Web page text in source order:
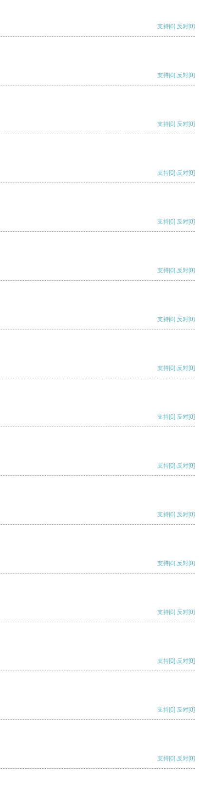
支持[0] 反对[0]
支持[0] 反对[0]
支持[0] 反对[0]
支持[0] 反对[0]
支持[0] 反对[0]
支持[0] 反对[0]
支持[0] 反对[0]
支持[0] 反对[0]
支持[0] 反对[0]
支持[0] 反对[0]
支持[0] 反对[0]
支持[0] 反对[0]
支持[0] 反对[0]
支持[0] 反对[0]
支持[0] 反对[0]
支持[0] 反对[0]